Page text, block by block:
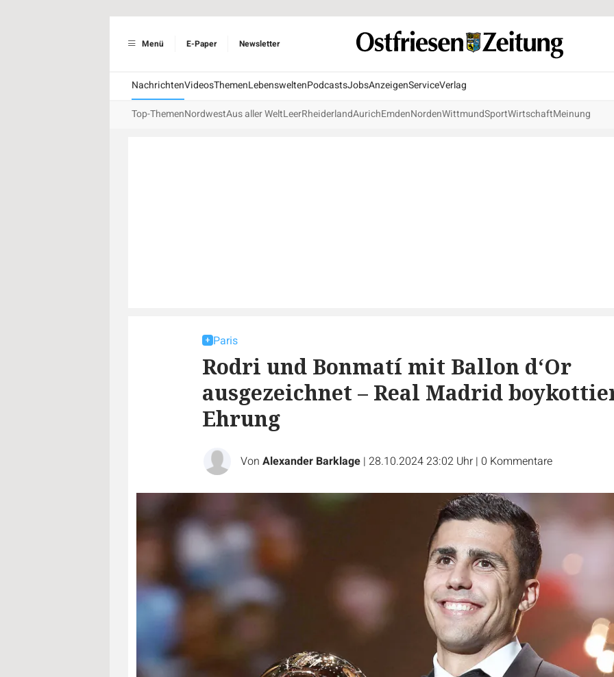
Menü E-Paper Newsletter
NachrichtenVideosThemenLebensweltenPodcastsJobsAnzeigenServiceVerlag
Top-ThemenNordwestAus aller WeltLeerRheiderlandAurichEmdenNordenWittmundSportWirtschaftMeinung
Paris
Rodri und Bonmatí mit Ballon d‘Or
ausgezeichnet – Real Madrid
Ehrung
Von Alexander Barklage | 28.10.2024 23:02 Uhr | 0 Kommentare